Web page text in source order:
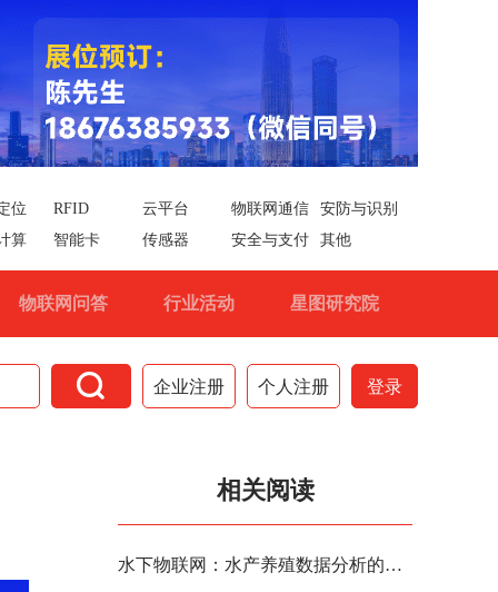
位 RFID 云平台 物联网通信
安防与识别
算
智能卡 传感器 安全与支付 其他
物联网问答 行业活动 星图研究院
 企业注册 个人注册 登录
相关阅读
水下物联网：水产养殖数据分析的前景